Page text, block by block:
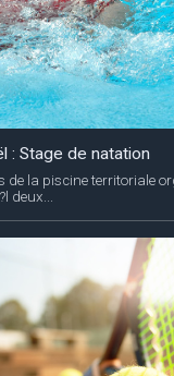
: Stage de natation
de la piscine territoriale
deux...